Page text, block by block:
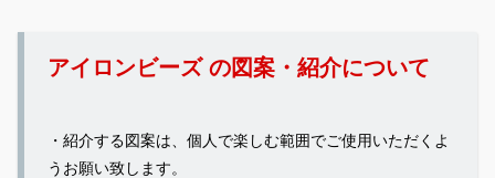
アイロンビーズ の図案・紹介について
・紹介する図案は、個人で楽しむ範囲でご使用いただくよ
うお願い致します。